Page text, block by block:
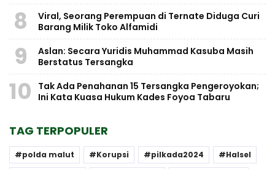
8
Viral, Seorang Perempuan di Ternate Diduga Curi
Barang Milik Toko Alfamidi
9
Aslan: Secara Yuridis Muhammad Kasuba Masih
Berstatus Tersangka
10
Tak Ada Penahanan 15 Tersangka Pengeroyokan;
Ini Kata Kuasa Hukum Kades Foyoa Tabaru
TAG TERPOPULER
polda malut Korupsi pilkada2024
Halsel